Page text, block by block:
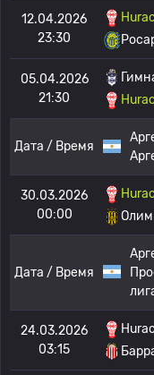
12.04.2026
23:30
05.04.2026
21:30
Дата / Время
30.03.2026
00:00
Дата / Время
24.03.2026
03:15